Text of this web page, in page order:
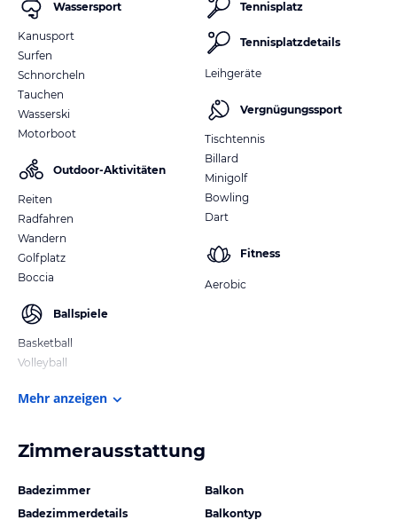
Wassersport
Kanusport
Surfen
Schnorcheln
Tauchen
Wasserski
Motorboot
Outdoor-Aktivitäten
Reiten
Radfahren
Wandern
Golfplatz
Boccia
Ballspiele
Basketball
Volleyball
Tennisplatz
Tennisplatzdetails
Leihgeräte
Vergnügungssport
Tischtennis
Billard
Minigolf
Bowling
Dart
Fitness
Aerobic
Mehr anzeigen
Zimmerausstattung
Badezimmer
Badezimmerdetails
Balkon
Balkontyp